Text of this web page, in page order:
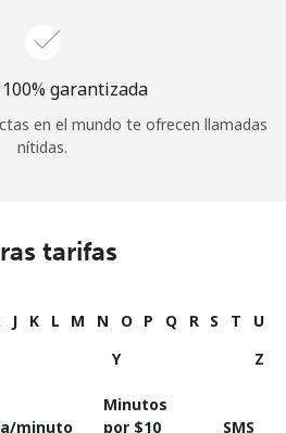
garantizada
en el mundo te ofrecen llamadas
nítidas.
tarifas
J K L M N O P Q R S T
U
Y Z
minuto
Minutos
por ⁦$10⁩
SMS